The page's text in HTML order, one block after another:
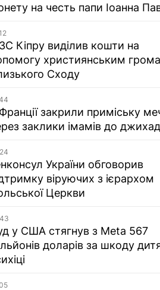
на честь папи Іоанна
Кіпру виділив кошти на
християнським
Сходу
закрили приміську
заклики імамів до
України обговорив
віруючих з ієрархом
Церкви
у США стягнув з Meta 567
доларів за шкоду